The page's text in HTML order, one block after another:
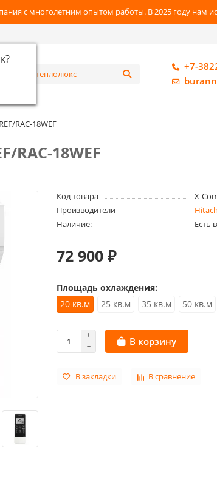
с многолетним опытом работы. В 2025 году нам
?
+7-
RAC-18WEF
RAC-18WEF
Код товара
X-
Производители
Наличие:
Есть
72 900 ₽
Площадь охлаждения:
20 кв.м
25 кв.м 35 кв.м 50 кв.м
В корзину
В закладки В сравнение